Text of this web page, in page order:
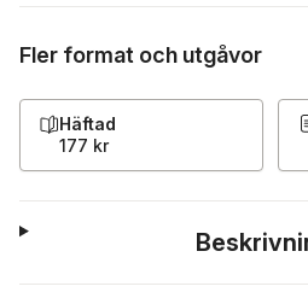
Fler format och utgåvor
Häftad
177 kr